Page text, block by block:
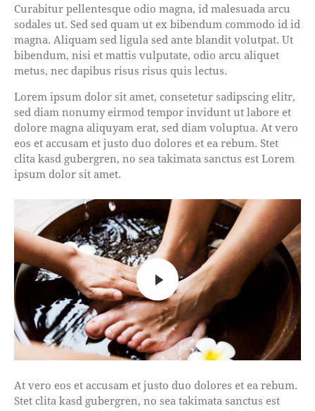
Curabitur pellentesque odio magna, id malesuada arcu
sodales ut. Sed sed quam ut ex bibendum commodo id id
magna. Aliquam sed ligula sed ante blandit volutpat. Ut
bibendum, nisi et mattis vulputate, odio arcu aliquet
metus, nec dapibus risus risus quis lectus.
Lorem ipsum dolor sit amet, consetetur sadipscing elitr,
sed diam nonumy eirmod tempor invidunt ut labore et
dolore magna aliquyam erat, sed diam voluptua. At vero
eos et accusam et justo duo dolores et ea rebum. Stet
clita kasd gubergren, no sea takimata sanctus est Lorem
ipsum dolor sit amet.
At vero eos et accusam et justo duo dolores et ea rebum.
Stet clita kasd gubergren, no sea takimata sanctus est